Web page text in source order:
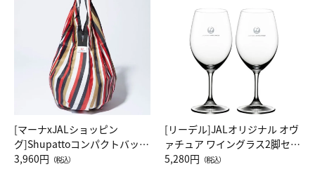
[マーナxJALショッピン
グ]Shupattoコンパクトバッグ
Drop JAL客室乗務員（LC）ス
3,960円 （税込）
[リーデル]JALオリジナル オヴ
ァチュア ワイングラス2脚セッ
ト（レッドワイン）
5,280円 （税込）